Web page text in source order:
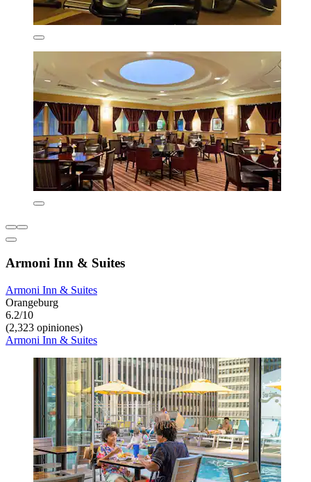
Armoni Inn & Suites
Armoni Inn & Suites
Orangeburg
6.2/10
(2,323 opiniones)
Armoni Inn & Suites